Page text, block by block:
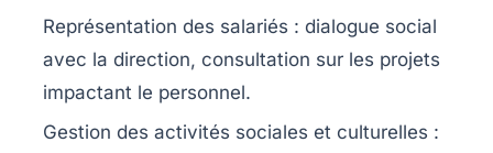
Représentation des salariés : dialogue social
avec la direction, consultation sur les projets
impactant le personnel.
Gestion des activités sociales et culturelles :